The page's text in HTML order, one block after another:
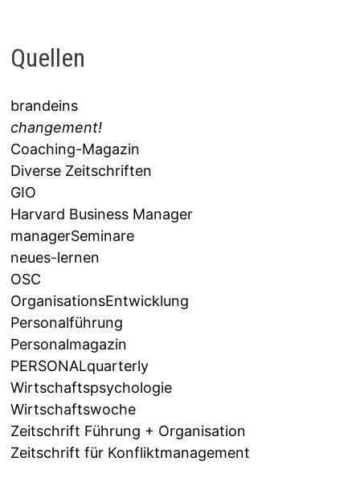
Quellen
brandeins
changement!
Coaching-Magazin
Diverse Zeitschriften
GIO
Harvard Business Manager
managerSeminare
neues-lernen
OSC
OrganisationsEntwicklung
Personalführung
Personalmagazin
PERSONALquarterly
Wirtschaftspsychologie
Wirtschaftswoche
Zeitschrift Führung + Organisation
Zeitschrift für Konfliktmanagement